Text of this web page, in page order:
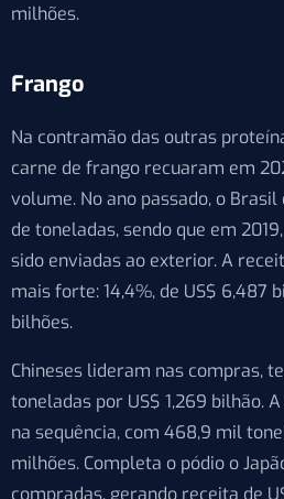
milhões.
Frango
Na contramão das outras
carne de frango recuaram em
volume. No ano passado, o
de toneladas, sendo que em
sido enviadas ao exterior. A
mais forte: 14,4%, de US$ 6,487
bilhões.
Chineses lideram nas compras,
toneladas por US$ 1,269 bilhão.
na sequência, com 468,9 mil
milhões. Completa o pódio o
compradas, gerando receita de